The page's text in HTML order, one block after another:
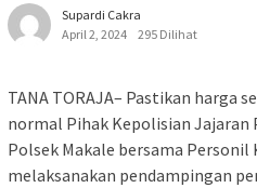
Supardi Cakra
April 2, 2024
295 Dilihat
TANA TORAJA– Pastikan harga
normal Pihak Kepolisian Jajaran
Polsek Makale bersama
melaksanakan pendampingan